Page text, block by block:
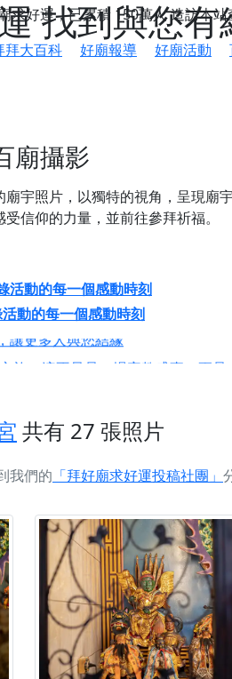
找到與您有
求好運，已累積 150萬人造訪本站
拜大百科 好廟報導 好廟活動
廟攝影
宇照片，以獨特的視角，呈現廟
信仰的力量，並前往參拜祈福。
動的每一個感動時刻
台灣民俗宗教文化
讓更多人與您結緣
旅，這不只是一場宗教盛事，更
邀請您一同參與，為自己與家人
暨中元普渡大法會，誠邀十方善
法會不只是超薦與普渡，更是一
誠禮寶懺，一分懺悔植福田，誠
迎十方善信大德隨喜贊普，為祖
時省力又積福！「玉皇大帝 大天
十方善信大德，一同回到北投土
共有 27 張照片
我們的 「拜好廟求好運投稿社團」